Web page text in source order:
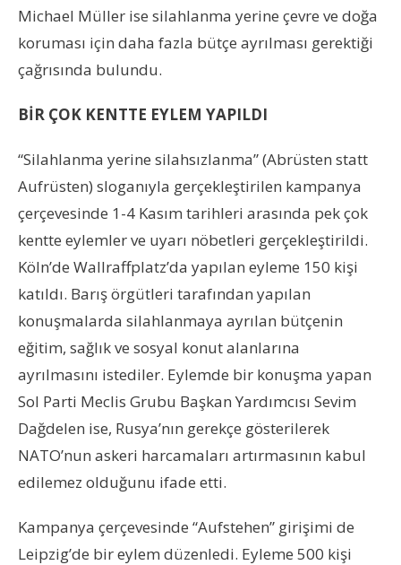
Michael Müller ise silahlanma yerine çevre ve doğa
koruması için daha fazla bütçe ayrılması gerektiği
çağrısında bulundu.
BİR ÇOK KENTTE EYLEM YAPILDI
“Silahlanma yerine silahsızlanma” (Abrüsten statt
Aufrüsten) sloganıyla gerçekleştirilen kampanya
çerçevesinde 1-4 Kasım tarihleri arasında pek çok
kentte eylemler ve uyarı nöbetleri gerçekleştirildi.
Köln’de Wallraffplatz’da yapılan eyleme 150 kişi
katıldı. Barış örgütleri tarafından yapılan
konuşmalarda silahlanmaya ayrılan bütçenin
eğitim, sağlık ve sosyal konut alanlarına
ayrılmasını istediler. Eylemde bir konuşma yapan
Sol Parti Meclis Grubu Başkan Yardımcısı Sevim
Dağdelen ise, Rusya’nın gerekçe gösterilerek
NATO’nun askeri harcamaları artırmasının kabul
edilemez olduğunu ifade etti.
Kampanya çerçevesinde “Aufstehen” girişimi de
Leipzig’de bir eylem düzenledi. Eyleme 500 kişi